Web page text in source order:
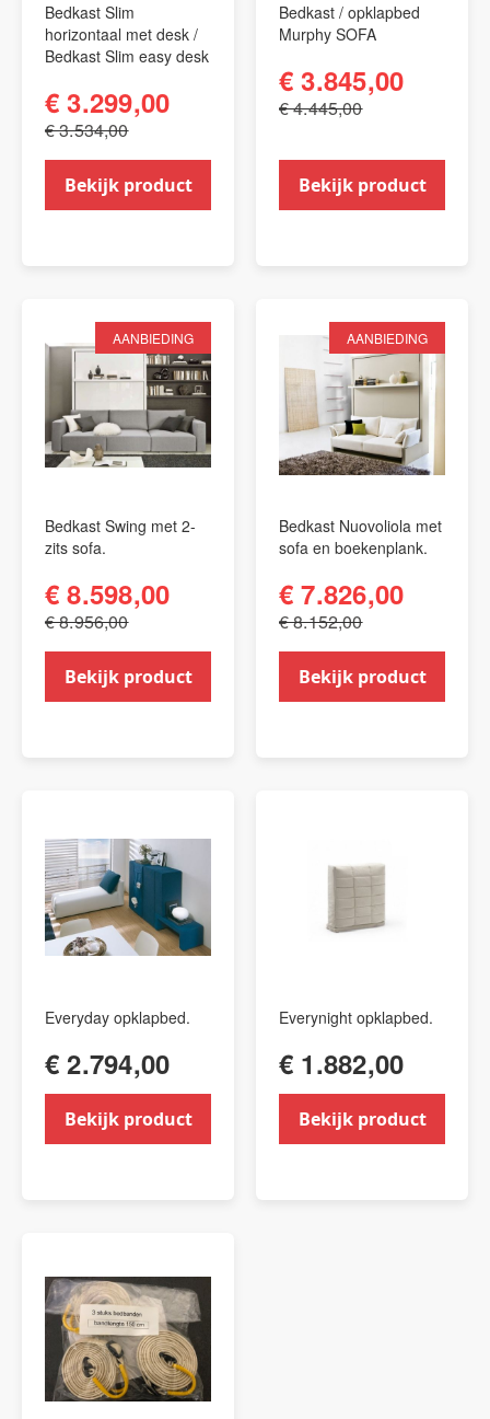
Bedkast Slim
horizontaal met desk /
Bedkast Slim easy desk
€ 3.299,00
€ 3.534,00
Bekijk product
Bedkast / opklapbed
Murphy SOFA
€ 3.845,00
€ 4.445,00
Bekijk product
AANBIEDING
Bedkast Swing met 2-
zits sofa.
€ 8.598,00
€ 8.956,00
Bekijk product
AANBIEDING
Bedkast Nuovoliola met
sofa en boekenplank.
€ 7.826,00
€ 8.152,00
Bekijk product
Everyday opklapbed.
€ 2.794,00
Bekijk product
Everynight opklapbed.
€ 1.882,00
Bekijk product